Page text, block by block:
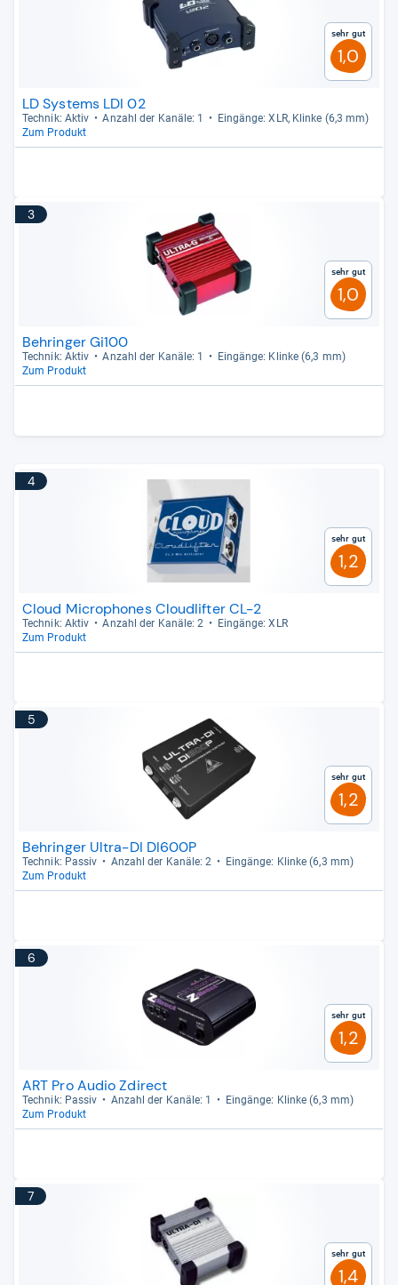
Sehr gut
1,0
LD Systems LDI 02
Tech­nik: Aktiv Anzahl der Kanäle: 1
Ein­gänge: XLR, Klinke (6,3 mm)
Zum Produkt
3
Sehr gut
1,0
Behringer Gi100
Tech­nik: Aktiv Anzahl der Kanäle: 1
Ein­gänge: Klinke (6,3 mm)
Zum Produkt
4
Sehr gut
1,2
Cloud Microphones Cloudlifter CL-2
Tech­nik: Aktiv Anzahl der Kanäle: 2
Ein­gänge: XLR
Zum Produkt
5
Sehr gut
1,2
Behringer Ultra-DI DI600P
Tech­nik: Pas­siv Anzahl der Kanäle: 2
Ein­gänge: Klinke (6,3 mm)
Zum Produkt
6
Sehr gut
1,2
ART Pro Audio Zdirect
Tech­nik: Pas­siv Anzahl der Kanäle: 1
Ein­gänge: Klinke (6,3 mm)
Zum Produkt
7
Sehr gut
1,4